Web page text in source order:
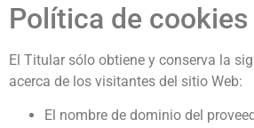
Política de cookies
El Titular sólo obtiene y conserva la
acerca de los visitantes del sitio Web:
El nombre de dominio del